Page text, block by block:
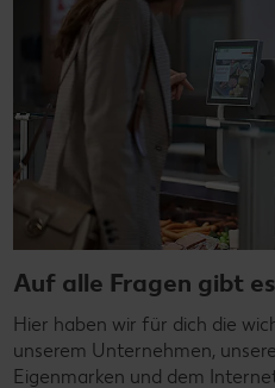
Auf alle Fragen gibt
Hier haben wir für dich die
unserem Unternehmen,
Eigenmarken und dem